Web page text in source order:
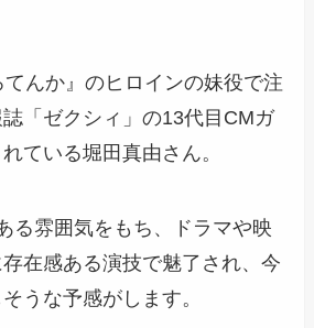
んか』のヒロインの妹役で注
「ゼクシィ」の13代目CMガ
ている堀田真由さん。
る雰囲気をもち、ドラマや映
在感ある演技で魅了され、今
うな予感がします。